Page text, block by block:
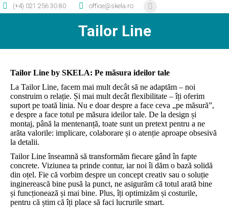
(+4) 021 256 30 80 office@skela.ro
Facebook
opens
Tailor Line
Tailor Line by SKELA: Pe măsura ideilor tale
La Tailor Line, facem mai mult decât să ne adaptăm – noi
construim o relație. Și mai mult decât flexibilitate – îți oferim
suport pe toată linia. Nu e doar despre a face ceva „pe măsură”,
e despre a face totul pe măsura ideilor tale. De la design și
montaj, până la mentenanță, toate sunt un pretext pentru a ne
arăta valorile: implicare, colaborare și o atenție aproape obsesivă
la detalii.
Tailor Line înseamnă să transformăm fiecare gând în fapte
concrete. Viziunea ta prinde contur, iar noi îi dăm o bază solidă
din oțel. Fie că vorbim despre un concept creativ sau o soluție
inginerească bine pusă la punct, ne asigurăm că totul arată bine
și funcționează și mai bine. Plus, îți optimizăm și costurile,
pentru că știm că îți place să faci lucrurile smart.